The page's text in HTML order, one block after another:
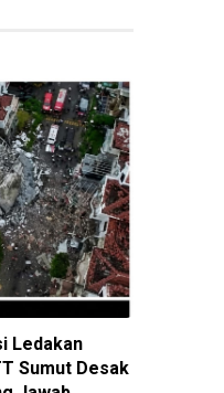
Ledakan
Sumut Desak